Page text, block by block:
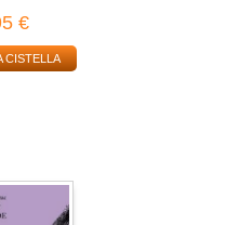
€
CISTELLA